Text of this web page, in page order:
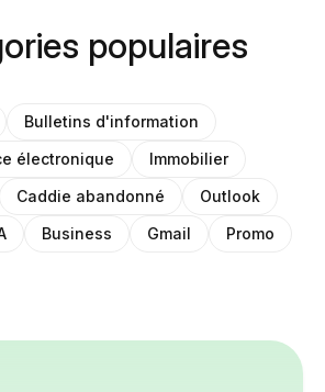
populaires
Bulletins d'information
électronique
Immobilier
Caddie abandonné
Outlook
Business Gmail Promo